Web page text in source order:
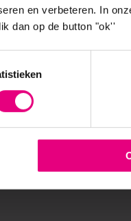
en verbeteren. In
dan op de button "ok''